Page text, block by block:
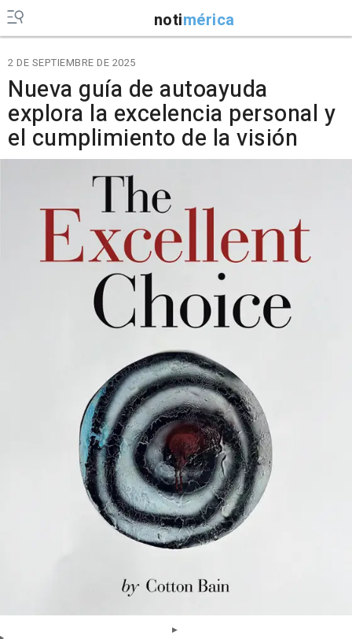
notimérica
2 DE SEPTIEMBRE DE 2025
Nueva guía de autoayuda
explora la excelencia personal y
el cumplimiento de la visión